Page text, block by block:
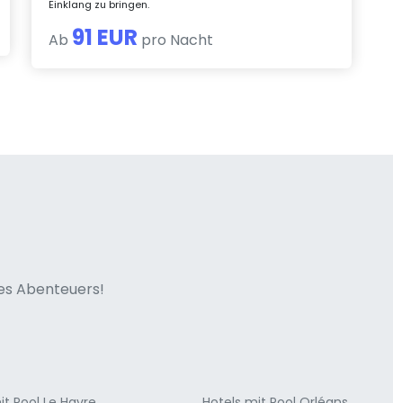
Einklang zu bringen.
Ab 91 EUR pro Nacht
Abenteuers!italiana